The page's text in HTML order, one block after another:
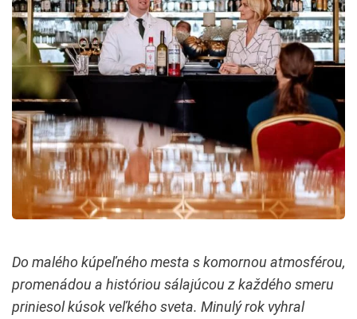
Do malého kúpeľného mesta s komornou atmosférou,
promenádou a históriou sálajúcou z každého smeru
priniesol kúsok veľkého sveta. Minulý rok vyhral